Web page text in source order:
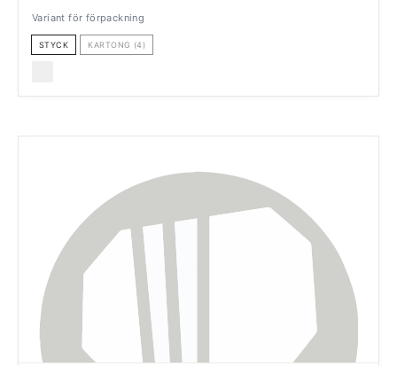
Variant för förpackning
STYCK KARTONG (4)